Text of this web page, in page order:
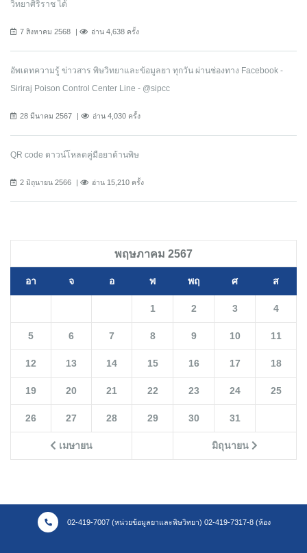
วิทยาศิริราช ได้
7 สิงหาคม 2568 อ่าน 4,638 ครั้ง
อัพเดทความรู้ ข่าวสาร พิษวิทยาและข้อมูลยา ทุกวัน ผ่านช่องทาง Facebook -
Siriraj Poison Control Center Line - @sipcc
28 มีนาคม 2567 อ่าน 4,030 ครั้ง
QR code ดาวน์โหลดคู่มือยาต้านพิษ
2 มิถุนายน 2566 อ่าน 15,210 ครั้ง
พฤษภาคม 2567
อา จ อ พ พฤ ศ ส
เมษายน มิถุนายน
1 2 3 4
5 6 7 8 9 10 11
12 13 14 15 16 17 18
19 20 21 22 23 24 25
26 27 28 29 30 31
02-419-7007 (หน่วยข้อมูลยาและพิษวิทยา) 02-419-7317-8 (ห้อง